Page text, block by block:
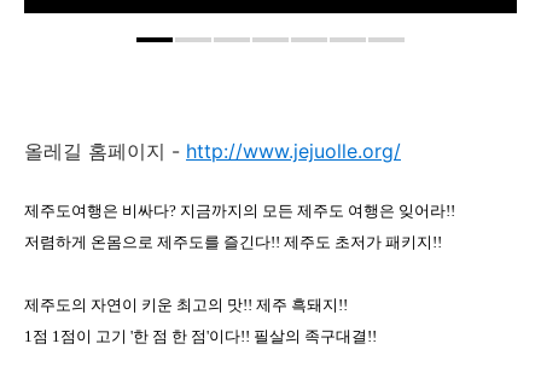
올레길 홈페이지 - http://www.jejuolle.org/
제주도여행은 비싸다? 지금까지의 모든 제주도 여행은 잊어라!!
저렴하게 온몸으로 제주도를 즐긴다!! 제주도 초저가 패키지!!
제주도의 자연이 키운 최고의 맛!! 제주 흑돼지!!
1점 1점이 고기 '한 점 한 점'이다!! 필살의 족구대결!!